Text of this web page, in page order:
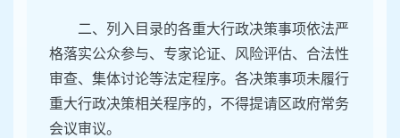
二、列入目录的各重大行政决策事项依法严
格落实公众参与、专家论证、风险评估、合法性
审查、集体讨论等法定程序。各决策事项未履行
重大行政决策相关程序的，不得提请区政府常务
会议审议。